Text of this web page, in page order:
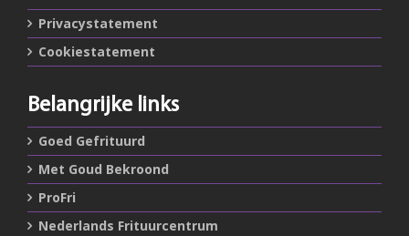
Privacystatement
Cookiestatement
Belangrijke links
Goed Gefrituurd
Met Goud Bekroond
ProFri
Nederlands Frituurcentrum